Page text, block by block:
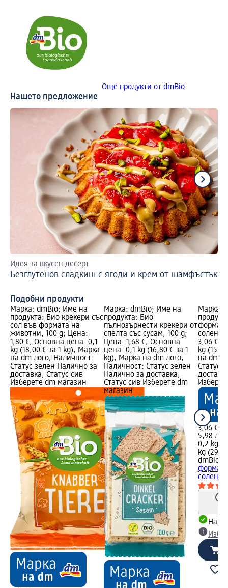
Още продукти от dmBio
Нашето предложение
Идея за вкусен десерт
Безглутенов сладкиш с ягоди и крем от шамфъстък
Подобни продукти
Марка: dmBio; Име на
продукта: Био крекери със
сол във формата на
животни, 100 g; Цена:
1,80 €; Основна цена: 0,1
kg (18,00 € за 1 kg); Марка
на dm лого; Наличност:
Статус зелен Налично за
доставка, Статус сив
Изберете dm магазин
Марка: dmBio; Име на
продукта: Био
пълнозърнести крекери от
спелта със сусам, 100 g;
Цена: 1,68 €; Основна
цена: 0,1 kg (16,80 € за 1
kg); Марка на dm лого;
Наличност: Статус зелен
Налично за доставка,
Статус сив Изберете dm
магазин
Марка:
солени,
3,06 €;
kg
на dm
Статус
3,06 €
5,98 лв.
0,2 kg
kg
dmBio
солени,